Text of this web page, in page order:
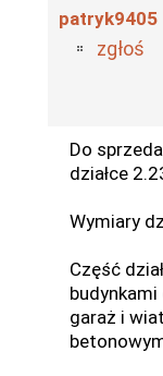
patryk9405
zgłoś
Do
działce
Wymiary
Część
garaż i